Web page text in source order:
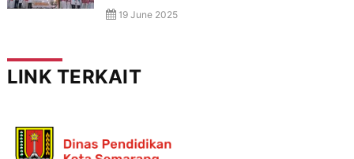
19 June 2025
LINK TERKAIT